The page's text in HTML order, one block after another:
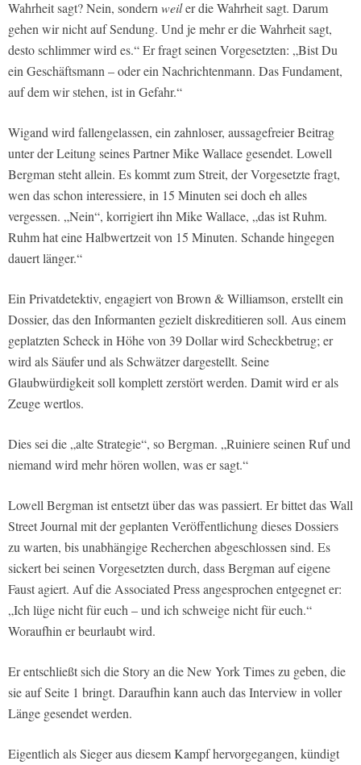
Wahrheit sagt? Nein, sondern weiler die Wahrheit sagt. Darum
gehen wir nicht auf Sendung. Und je mehr er die Wahrheit sagt,
desto schlimmer wird es.“ Er fragt seinen Vorgesetzten: „Bist Du
ein Geschäftsmann – oder ein Nachrichtenmann. Das Fundament,
auf dem wir stehen, ist in Gefahr.“
Wigand wird fallengelassen, ein zahnloser, aussagefreier Beitrag
unter der Leitung seines Partner Mike Wallace gesendet. Lowell
Bergman steht allein. Es kommt zum Streit, der Vorgesetzte fragt,
wen das schon interessiere, in 15 Minuten sei doch eh alles
vergessen. „Nein“, korrigiert ihn Mike Wallace, „das ist Ruhm.
Ruhm hat eine Halbwertzeit von 15 Minuten. Schande hingegen
dauert länger.“
Ein Privatdetektiv, engagiert von Brown & Williamson, erstellt ein
Dossier, das den Informanten gezielt diskreditieren soll. Aus einem
geplatzten Scheck in Höhe von 39 Dollar wird Scheckbetrug; er
wird als Säufer und als Schwätzer dargestellt. Seine
Glaubwürdigkeit soll komplett zerstört werden. Damit wird er als
Zeuge wertlos.
Dies sei die „alte Strategie“, so Bergman. „Ruiniere seinen Ruf und
niemand wird mehr hören wollen, was er sagt.“
Lowell Bergman ist entsetzt über das was passiert. Er bittet das Wall
Street Journal mit der geplanten Veröffentlichung dieses Dossiers
zu warten, bis unabhängige Recherchen abgeschlossen sind. Es
sickert bei seinen Vorgesetzten durch, dass Bergman auf eigene
Faust agiert. Auf die Associated Press angesprochen entgegnet er:
„Ich lüge nicht für euch – und ich schweige nicht für euch.“
Woraufhin er beurlaubt wird.
Er entschließt sich die Story an die New York Times zu geben, die
sie auf Seite 1 bringt. Daraufhin kann auch das Interview in voller
Länge gesendet werden.
Eigentlich als Sieger aus diesem Kampf hervorgegangen, kündigt